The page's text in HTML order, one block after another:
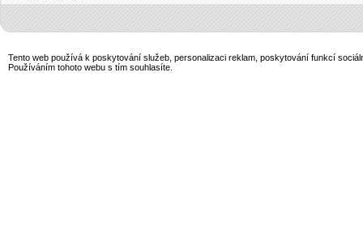
Tento web používá k poskytování služeb, personalizaci reklam, poskytování funkcí
Používáním tohoto webu s tím souhlasíte.